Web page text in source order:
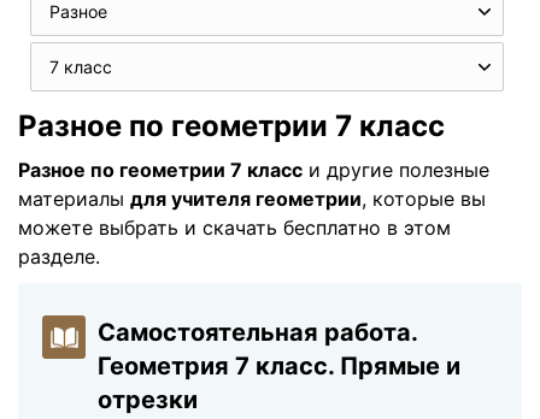
Разное
7 класс
Разное по геометрии 7 класс
Разное по геометрии 7 класс и другие полезные
материалы для учителя геометрии, которые вы
можете выбрать и скачать бесплатно в этом
разделе.
Самостоятельная работа.
Геометрия 7 класс. Прямые и
отрезки